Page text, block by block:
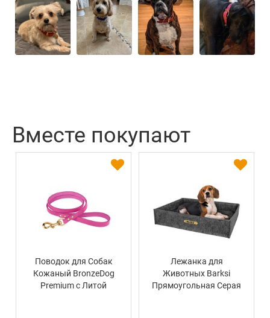
Вместе покупают
Поводок для Собак
Кожаный BronzeDog
Premium с Литой
Лежанка для
Животных Barksi
Прямоугольная Серая